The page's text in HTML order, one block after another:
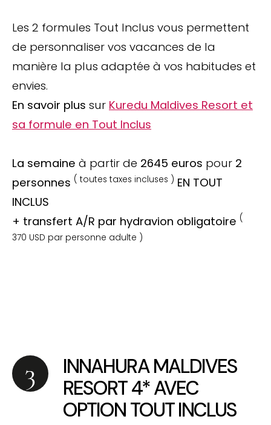
Les 2 formules Tout Inclus vous permettent
de personnaliser vos vacances de la
manière la plus adaptée à vos habitudes et
envies.
En savoir plus sur Kuredu Maldives Resort et
sa formule en Tout Inclus
La semaine à partir de 2645 euros pour 2
personnes ( toutes taxes incluses ) EN TOUT
INCLUS
+ transfert A/R par hydravion obligatoire (
370 USD par personne adulte )
INNAHURA MALDIVES
RESORT 4* AVEC
OPTION TOUT INCLUS